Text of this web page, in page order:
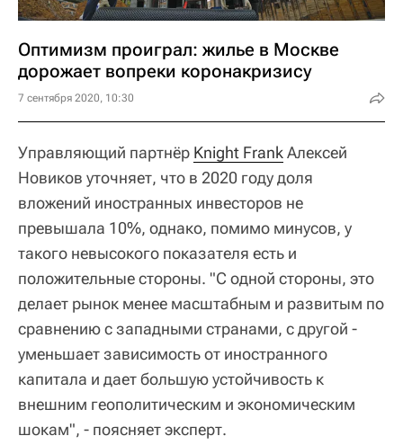
Оптимизм проиграл: жилье в Москве
дорожает вопреки коронакризису
7 сентября 2020, 10:30
Управляющий партнёр Knight FrankАлексей
Новиков уточняет, что в 2020 году доля
вложений иностранных инвесторов не
превышала 10%, однако, помимо минусов, у
такого невысокого показателя есть и
положительные стороны. "С одной стороны, это
делает рынок менее масштабным и развитым по
сравнению с западными странами, с другой -
уменьшает зависимость от иностранного
капитала и дает большую устойчивость к
внешним геополитическим и экономическим
шокам", - поясняет эксперт.